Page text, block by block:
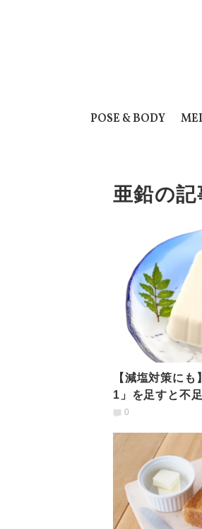
POSE & BODY
亜鉛の記
【減塩対策に
1」を足すと不
管理栄養士が解説
0